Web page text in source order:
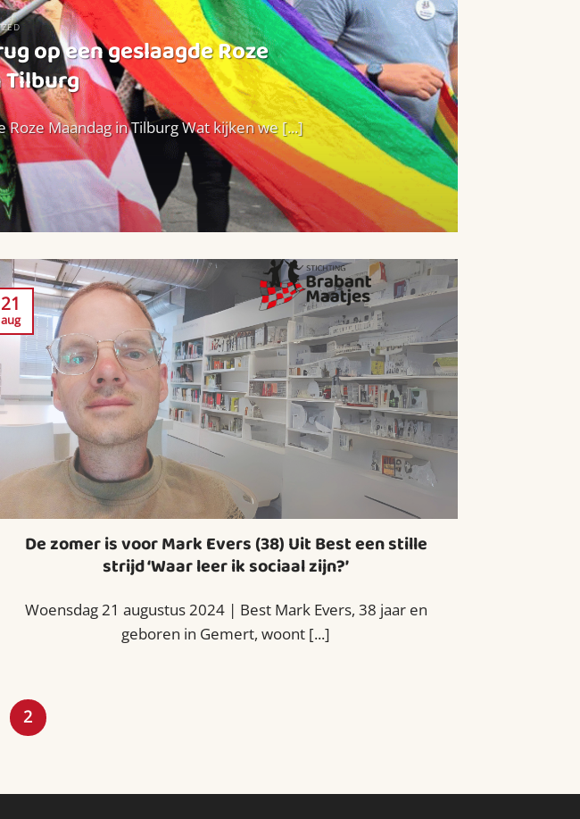
op een geslaagde Roze
Tilburg
Maandag in Tilburg Wat kijken we [...]
De zomer is voor Mark Evers (38) Uit Best een stille
strijd ‘Waar leer ik sociaal zijn?’
Woensdag 21 augustus 2024 | Best Mark Evers, 38 jaar en
geboren in Gemert, woont [...]
21
aug
2